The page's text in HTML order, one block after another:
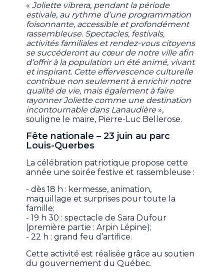
«Joliette vibrera, pendant la période
estivale, au rythme d’une programmation
foisonnante, accessible et profondément
rassembleuse. Spectacles, festivals,
activités familiales et rendez-vous citoyens
se succéderont au cœur de notre ville afin
d’offrir à la population un été animé, vivant
et inspirant. Cette effervescence culturelle
contribue non seulement à enrichir notre
qualité de vie, mais également à faire
rayonner Joliette comme une destination
incontournable dans Lanaudière»,
souligne le maire, Pierre-Luc Bellerose.
Fête nationale – 23 juin au parc
Louis-Querbes
La célébration patriotique propose cette
année une soirée festive et rassembleuse :
- dès 18 h : kermesse, animation,
maquillage et surprises pour toute la
famille;
- 19 h 30 : spectacle de Sara Dufour
(première partie : Arpin Lépine);
- 22 h : grand feu d’artifice.
Cette activité est réalisée grâce au soutien
du gouvernement du Québec.